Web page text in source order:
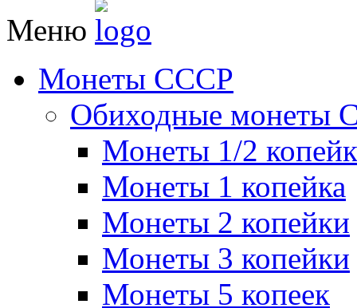
Меню
Монеты СССР
Обиходные монеты
Монеты 1/2
Монеты 1 копейка
Монеты 2 копейки
Монеты 3 копейки
Монеты 5 копеек